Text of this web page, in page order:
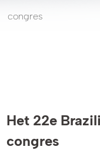
congres
Het 22e
congres